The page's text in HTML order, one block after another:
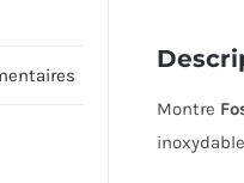
Montre